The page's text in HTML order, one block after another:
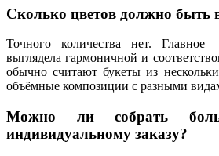
Сколько цветов должно быть
Точного количества нет.
выглядела гармоничной и
обычно считают букеты из
объёмные композиции с разными
Можно ли собрать
индивидуальному заказу?